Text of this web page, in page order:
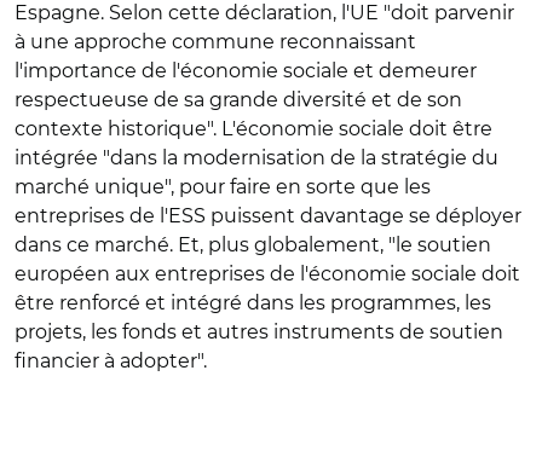
Espagne. Selon cette déclaration, l'UE "doit parvenir
à une approche commune reconnaissant
l'importance de l'économie sociale et demeurer
respectueuse de sa grande diversité et de son
contexte historique". L'économie sociale doit être
intégrée "dans la modernisation de la stratégie du
marché unique", pour faire en sorte que les
entreprises de l'ESS puissent davantage se déployer
dans ce marché. Et, plus globalement, "le soutien
européen aux entreprises de l'économie sociale doit
être renforcé et intégré dans les programmes, les
projets, les fonds et autres instruments de soutien
financier à adopter".